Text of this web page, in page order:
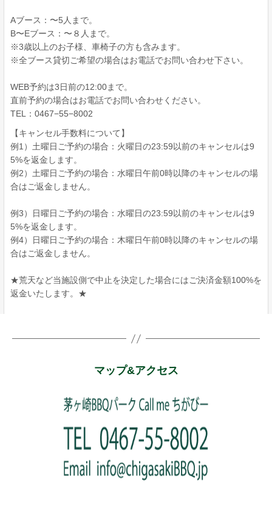
マップ&アクセス